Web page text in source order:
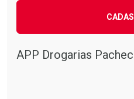
APP Drogarias